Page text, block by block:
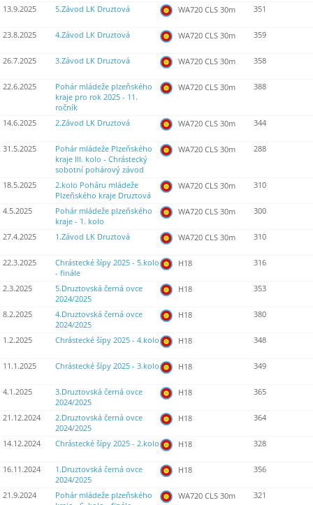
13.9.2025 5.Závod LK Druztová WA720 CLS 30m 351
23.8.2025 4.Závod LK Druztová WA720 CLS 30m 359
26.7.2025 3.Závod LK Druztová WA720 CLS 30m 358
22.6.2025
Pohár mládeže plzeňského
kraje pro rok 2025 - 11.
ročník
WA720 CLS 30m 388
14.6.2025 2.Závod LK Druztová WA720 CLS 30m 344
31.5.2025
Pohár mládeže Plzeňského
kraje III. kolo - Chrástecký
sobotní pohárový závod
WA720 CLS 30m 288
18.5.2025
2.kolo Poháru mládeže
Plzeňského kraje Druztová
WA720 CLS 30m 310
4.5.2025
Pohár mládeže plzeňského
kraje - 1. kolo
WA720 CLS 30m 300
27.4.2025 1.Závod LK Druztová WA720 CLS 30m 310
22.3.2025
Chrástecké šípy 2025 - 5.kolo
- finále
H18 316
2.3.2025
5.Druztovská černá ovce
2024/2025
H18 353
8.2.2025
4.Druztovská černá ovce
2024/2025
H18 380
1.2.2025 Chrástecké šípy 2025 - 4.kolo H18 348
11.1.2025 Chrástecké šípy 2025 - 3.kolo H18 349
4.1.2025
3.Druztovská černá ovce
2024/2025
H18 365
21.12.2024
2.Druztovská černá ovce
2024/2025
H18 364
14.12.2024 Chrástecké šípy 2025 - 2.kolo H18 328
16.11.2024
1.Druztovská černá ovce
2024/2025
H18 356
21.9.2024
Pohár mládeže plzeňského
WA720 CLS 30m 321